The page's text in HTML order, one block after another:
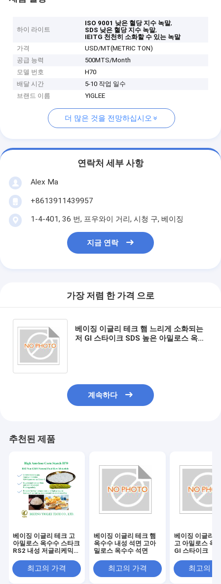
하이 라이트
ISO 9001 낮은 혈당 지수 녹말,
SDS 낮은 혈당 지수 녹말,
IEITG 천천히 소화할 수 있는 녹말
가격
USD/MT(METRIC TON)
공급 능력
500MTS/Month
모델 번호
H70
배달 시간
5-10 작업 일수
브랜드 이름
YIGLEE
더 많은 것을 전망하십시오
연락처 세부 사항
Alex Ma
+8613911439957
1-4-401, 36 번, 프우와이 거리, 시청 구, 베이징
지금 연락
가장 저렴 한 가격 으로
베이징 이글리 테크 햄 느리게 소화되는
저 GI 스타이크 SDS 높은 아밀로스 옥수
계속하다
추천된 제품
베이징 이글리 테크 고
아밀로스 옥수수 스타크
RS2 내성 저글리케믹
아밀로스최고의 가격
베이징 이글리 테크 햄
옥수수 내성 석면 고아
밀로스 옥수수 석면
최고의 가격
베이징 이글리
고 아밀로스 옥
GI 스타이크
최고의